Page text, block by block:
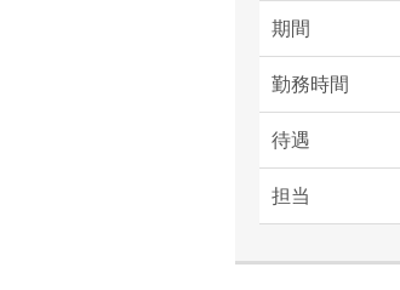
期間
勤務時間
待遇
担当